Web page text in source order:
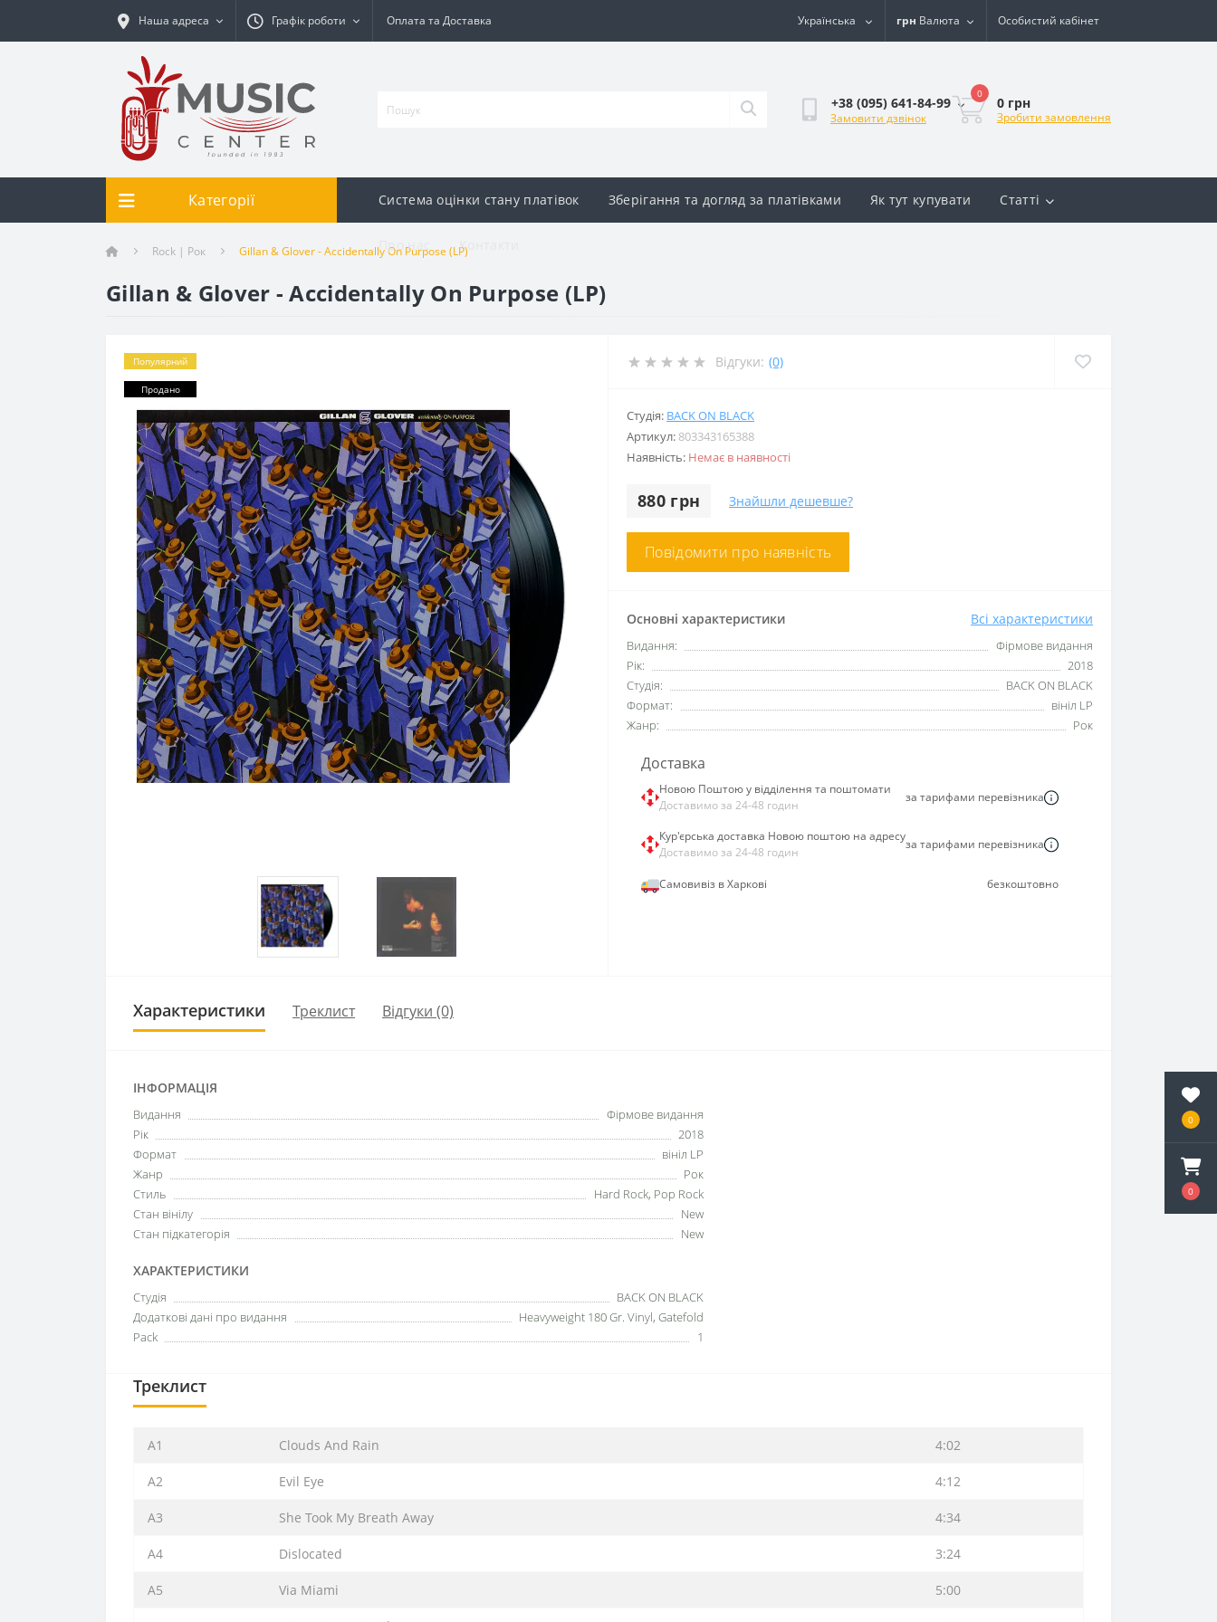
0
0
Наша адреса Графік роботи Оплата та Доставка Українська грн Валюта Особистий кабінет
+38 (095) 641-84-99
Замовити дзвінок
0
0 грн
Зробити замовлення
Категорії Система оцінки стану платівок Зберігання та догляд за платівками Як тут купувати Статті
Про нас Контакти
Rock | Рок Gillan & Glover - Accidentally On Purpose (LP)
Gillan & Glover - Accidentally On Purpose (LP)
Популярний
Продано
Відгуки: (0)
Студія: BACK ON BLACK
Артикул: 803343165388
Наявність: Немає в наявності
880 грн Знайшли дешевше?
Повідомити про наявність
Основні характеристики Всі характеристики
Видання:
Фірмове видання
Рік:
2018
Студія:
BACK ON BLACK
Формат:
вініл LP
Жанр:
Рок
Доставка
Новою Поштою у відділення та поштомати
Доставимо за 24-48 годин
за тарифами перевізника
Кур'єрська доставка Новою поштою на адресу
Доставимо за 24-48 годин
за тарифами перевізника
Самовивіз в Харкові безкоштовно
Характеристики Треклист Відгуки (0)
ІНФОРМАЦІЯ
Видання
Фірмове видання
Рік
2018
Формат
вініл LP
Жанр
Рок
Стиль
Hard Rock, Pop Rock
Стан вінілу
New
Стан підкатегорія
New
ХАРАКТЕРИСТИКИ
Студія
BACK ON BLACK
Додаткові дані про видання
Heavyweight 180 Gr. Vinyl, Gatefold
Pack
1
Треклист
A1 Clouds And Rain 4:02
A2 Evil Eye 4:12
A3 She Took My Breath Away 4:34
A4 Dislocated 3:24
A5 Via Miami 5:00